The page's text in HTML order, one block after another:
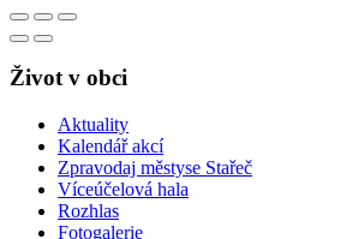
Život v obci
Aktuality
Kalendář akcí
Zpravodaj městyse Stařeč
Víceúčelová hala
Rozhlas
Fotogalerie